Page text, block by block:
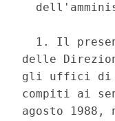
1. Il
delle
gli uffici di
compiti ai
agosto